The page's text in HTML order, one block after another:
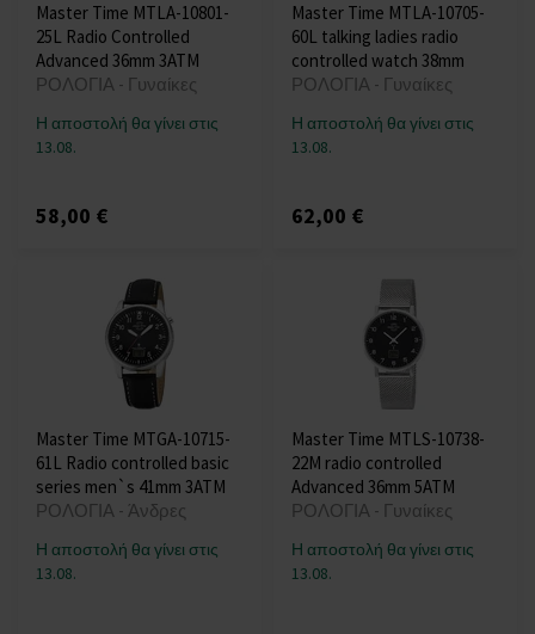
Master Time MTLA-10801-
25L Radio Controlled
Advanced 36mm 3ATM
ΡΟΛΟΓΙΑ - Γυναίκες
Η αποστολή θα γίνει στις
13.08.
58,00 €
Master Time MTLA-10705-
60L talking ladies radio
controlled watch 38mm
ΡΟΛΟΓΙΑ - Γυναίκες
Η αποστολή θα γίνει στις
13.08.
62,00 €
Master Time MTGA-10715-
61L Radio controlled basic
series men`s 41mm 3ATM
ΡΟΛΟΓΙΑ - Άνδρες
Η αποστολή θα γίνει στις
13.08.
Master Time MTLS-10738-
22M radio controlled
Advanced 36mm 5ATM
ΡΟΛΟΓΙΑ - Γυναίκες
Η αποστολή θα γίνει στις
13.08.